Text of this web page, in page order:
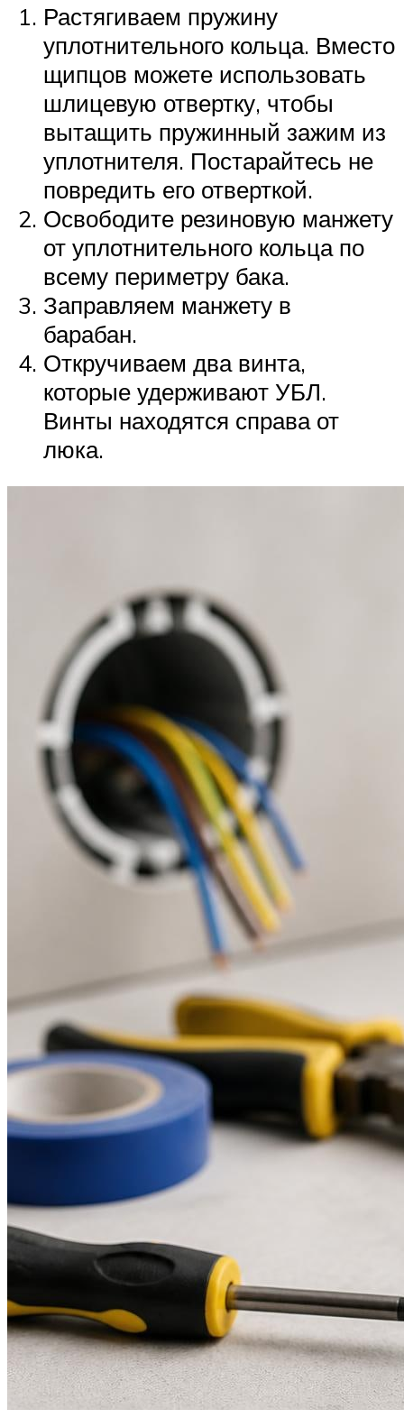
Растягиваем пружину
уплотнительного кольца. Вместо
щипцов можете использовать
шлицевую отвертку, чтобы
вытащить пружинный зажим из
уплотнителя. Постарайтесь не
повредить его отверткой.
Освободите резиновую манжету
от уплотнительного кольца по
всему периметру бака.
Заправляем манжету в
барабан.
Откручиваем два винта,
которые удерживают УБЛ.
Винты находятся справа от
люка.